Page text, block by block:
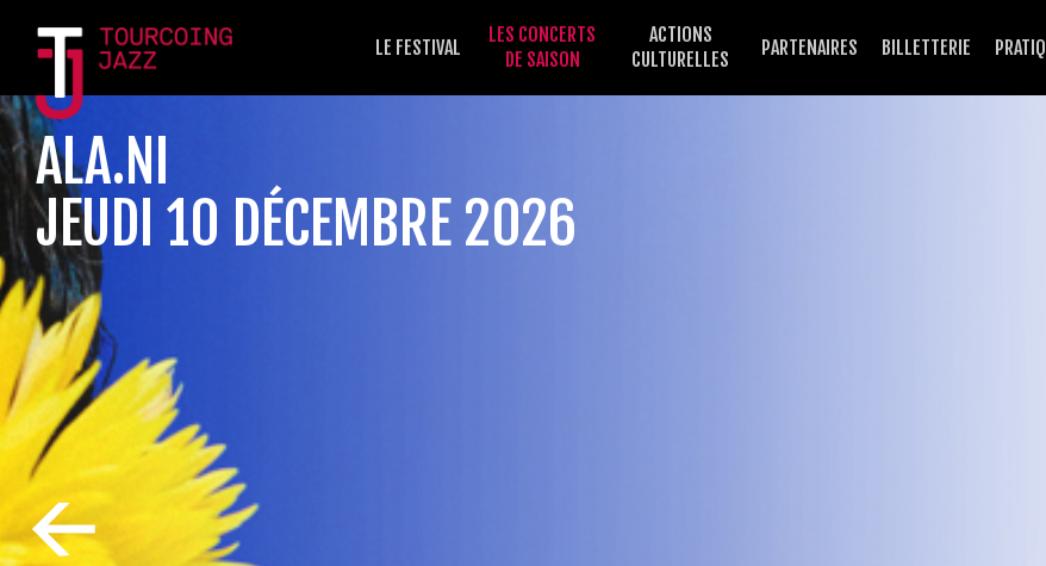
LE FESTIVAL
LES CONCERTS
DE SAISON
ACTIONS
CULTURELLES
PARTENAIRES BILLETTERIE
ALA.NI
JEUDI 10 DÉCEMBRE 2026